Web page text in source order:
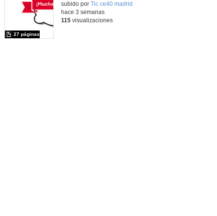
Contenido educativo.
subido por Tic ce40 madrid
27 páginas
hace 3 semanas
115visualizaciones